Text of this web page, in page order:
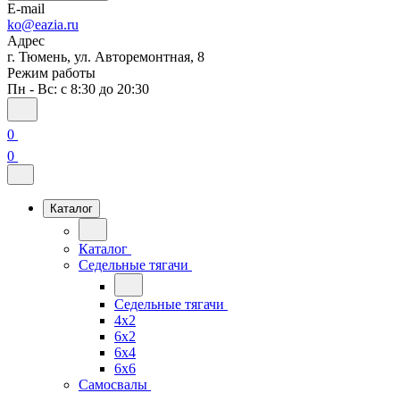
E-mail
ko@eazia.ru
Адрес
г. Тюмень, ул. Авторемонтная, 8
Режим работы
Пн - Вс: с 8:30 до 20:30
0
0
Каталог
Каталог
Седельные тягачи
Седельные тягачи
4x2
6x2
6x4
6x6
Самосвалы